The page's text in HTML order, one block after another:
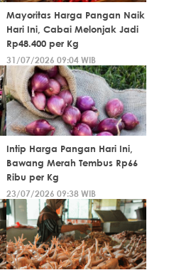
Mayoritas Harga Pangan Naik
Hari Ini, Cabai Melonjak Jadi
Rp48.400 per Kg
31/07/2026 09:04 WIB
Intip Harga Pangan Hari Ini,
Bawang Merah Tembus Rp66
Ribu per Kg
23/07/2026 09:38 WIB